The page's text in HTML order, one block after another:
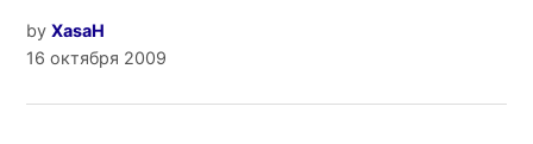
by XasaH
16 октября 2009